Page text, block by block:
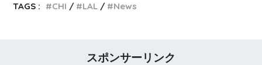
TAGS :
CHI LAL News
スポンサーリンク